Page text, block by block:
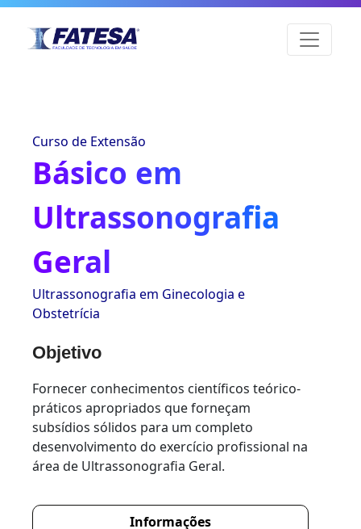
Curso de Extensão
Básico em
Ultrassonografia
Geral
Ultrassonografia em Ginecologia e
Obstetrícia
Objetivo
Fornecer conhecimentos científicos teórico-
práticos apropriados que forneçam
subsídios sólidos para um completo
desenvolvimento do exercício profissional na
área de Ultrassonografia Geral.
Informações